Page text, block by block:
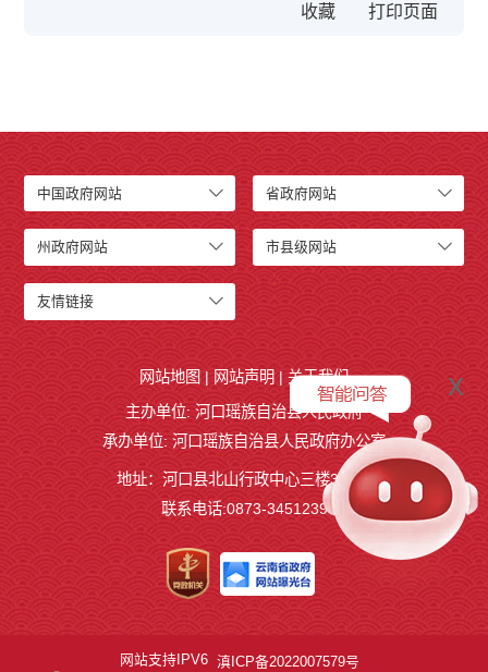
收藏
中国政府网站 省政府网站
州政府网站 市县级网站
友情链接
网站地图 | 网站声明 | 关于我们
主办单位: 河口瑶族自治县人民政府
承办单位: 河口瑶族自治县人民政府办公室
地址：河口县北山行政中心三楼327室
联系电话:0873-3451239
x
网站支持IPV6 滇ICP备2022007579号